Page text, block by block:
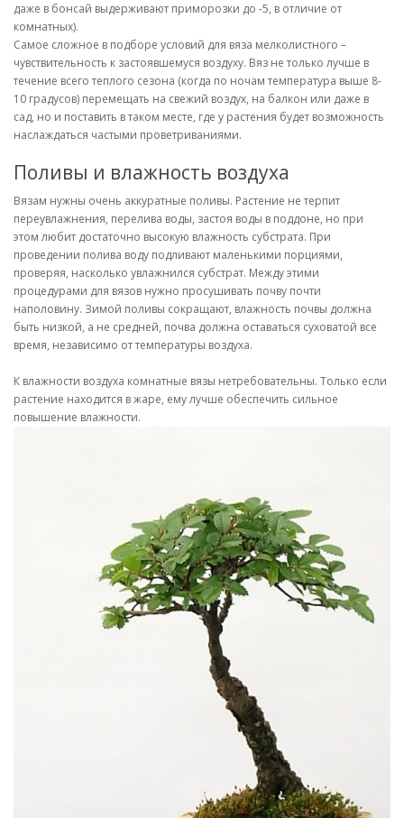
даже в бонсай выдерживают приморозки до -5, в отличие от
комнатных).
Самое сложное в подборе условий для вяза мелколистного –
чувствительность к застоявшемуся воздуху. Вяз не только лучше в
течение всего теплого сезона (когда по ночам температура выше 8-
10 градусов) перемещать на свежий воздух, на балкон или даже в
сад, но и поставить в таком месте, где у растения будет возможность
наслаждаться частыми проветриваниями.
Поливы и влажность воздуха
Вязам нужны очень аккуратные поливы. Растение не терпит
переувлажнения, перелива воды, застоя воды в поддоне, но при
этом любит достаточно высокую влажность субстрата. При
проведении полива воду подливают маленькими порциями,
проверяя, насколько увлажнился субстрат. Между этими
процедурами для вязов нужно просушивать почву почти
наполовину. Зимой поливы сокращают, влажность почвы должна
быть низкой, а не средней, почва должна оставаться суховатой все
время, независимо от температуры воздуха.
К влажности воздуха комнатные вязы нетребовательны. Только если
растение находится в жаре, ему лучше обеспечить сильное
повышение влажности.